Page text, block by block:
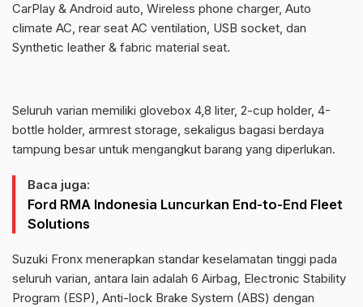
CarPlay & Android auto, Wireless phone charger, Auto
climate AC, rear seat AC ventilation, USB socket, dan
Synthetic leather & fabric material seat.
Seluruh varian memiliki glovebox 4,8 liter, 2-cup holder, 4-
bottle holder, armrest storage, sekaligus bagasi berdaya
tampung besar untuk mengangkut barang yang diperlukan.
Baca juga:
Ford RMA Indonesia Luncurkan End-to-End Fleet
Solutions
Suzuki Fronx menerapkan standar keselamatan tinggi pada
seluruh varian, antara lain adalah 6 Airbag, Electronic Stability
Program (ESP), Anti-lock Brake System (ABS) dengan